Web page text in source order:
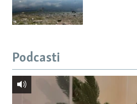
Podcasti